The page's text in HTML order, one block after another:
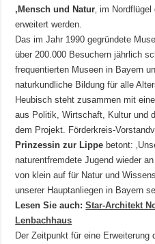
‚Mensch und Natur ‚ im
erweitert werden.
Das im Jahr 1990 gegründete
über 200.000 Besuchern jährlich
frequentierten Museen in Bayern
naturkundliche Bildung für alle
Heubisch steht zusammen mit
aus Politik, Wirtschaft, Kultur und
dem Projekt. Förderkreis-
Prinzessin zur Lippe betont:
naturentfremdete Jugend wieder
von klein auf für Natur und
unserer Hauptanliegen in Bayern
Lesen Sie auch:Star-Architekt
Lenbachhaus
Der Zeitpunkt für eine